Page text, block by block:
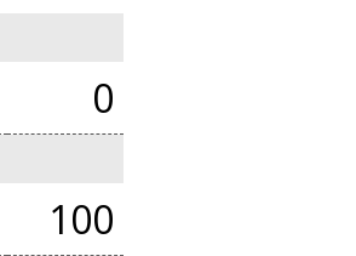
0
100